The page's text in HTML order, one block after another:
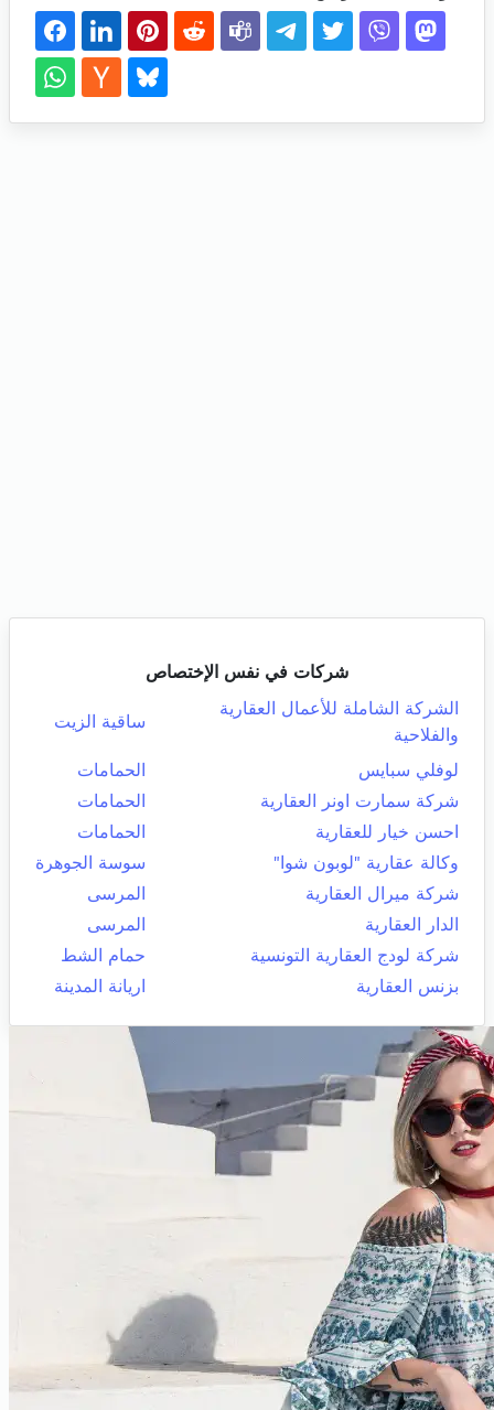
شركات في نفس الإختصاص
الشركة الشاملة للأعمال العقارية
والفلاحية
ساقية الزيت
لوفلي سبايس
الحمامات
شركة سمارت اونر العقارية
الحمامات
احسن خيار للعقارية
الحمامات
وكالة عقارية "لوبون شوا"
سوسة الجوهرة
شركة ميرال العقارية
المرسى
الدار العقارية
المرسى
شركة لودج العقارية التونسية
حمام الشط
بزنس العقارية
اريانة المدينة